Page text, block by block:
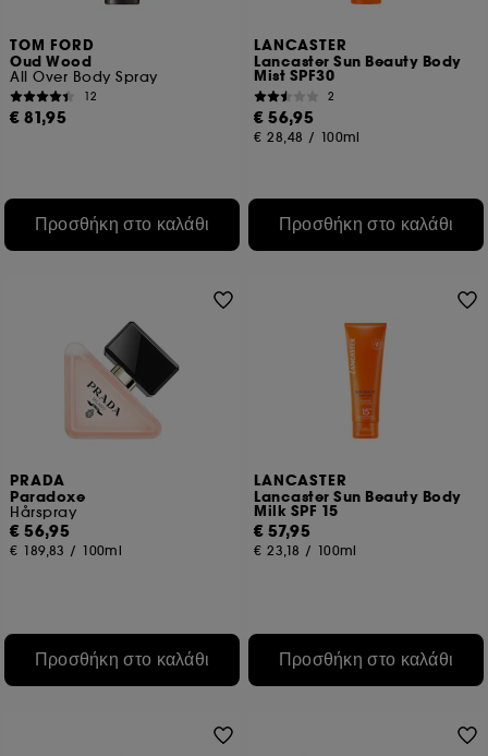
TOM FORD
Oud Wood
All Over Body Spray
12
€ 81,95
Προσθήκη στο καλάθι
LANCASTER
Lancaster Sun Beauty Body
Mist SPF30
2
€ 56,95
€ 28,48 / 100ml
Προσθήκη στο καλάθι
PRADA
Paradoxe
Hårspray
€ 56,95
€ 189,83 / 100ml
Προσθήκη στο καλάθι
LANCASTER
Lancaster Sun Beauty Body
Milk SPF 15
€ 57,95
€ 23,18 / 100ml
Προσθήκη στο καλάθι